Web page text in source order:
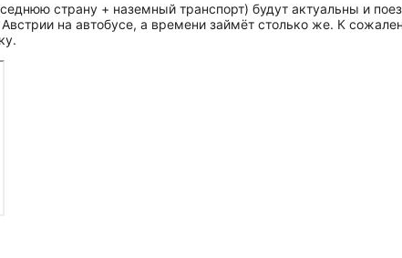
страну + наземный транспорт) будут актуальны и
на автобусе, а времени займёт столько же. К